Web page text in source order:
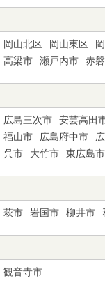
岡山北区 岡山東区
高梁市
瀬戸内市 赤
広島三次市 安芸高田
福山市
広島府中市
呉市
大竹市 東広島市
萩市 岩国市 柳井市
観音寺市